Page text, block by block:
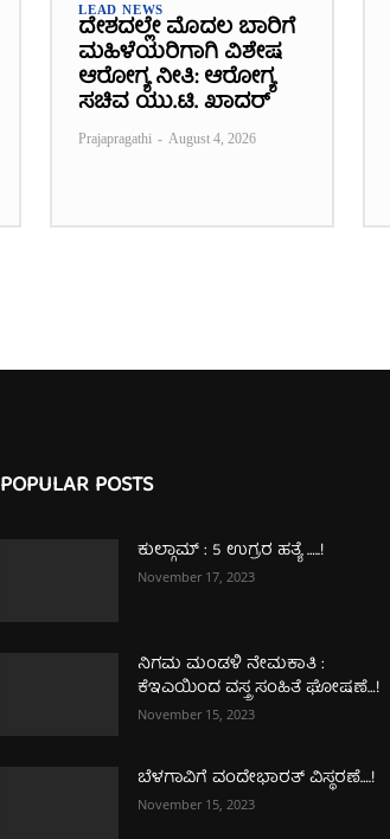
LEAD NEWS
ದೇಶದಲ್ಲೇ ಮೊದಲ ಬಾರಿಗೆ
ಮಹಿಳೆಯರಿಗಾಗಿ ವಿಶೇಷ
ಆರೋಗ್ಯ ನೀತಿ: ಆರೋಗ್ಯ
ಸಚಿವ ಯು.ಟಿ. ಖಾದರ್
Prajapragathi - August 4, 2026
POPULAR POSTS
ಕುಲ್ಗಾಮ್‌ : 5 ಉಗ್ರರ ಹತ್ಯೆ …..!
November 17, 2023
ನಿಗಮ ಮಂಡಳಿ ನೇಮಕಾತಿ :
ಕೆಇಎಯಿಂದ ವಸ್ತ್ರ ಸಂಹಿತೆ ಘೋಷಣೆ…!
November 15, 2023
ಬೆಳಗಾವಿಗೆ ವಂದೇಭಾರತ್‌ ವಿಸ್ಥರಣೆ….!
November 15, 2023